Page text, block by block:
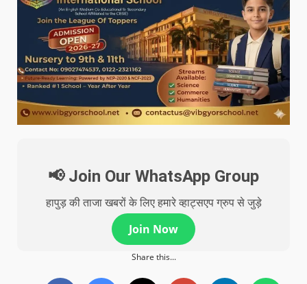
📢 Join Our WhatsApp Group
हापुड़ की ताजा खबरों के लिए हमारे व्हाट्सएप ग्रुप से जुड़े
Join Now
Share this...